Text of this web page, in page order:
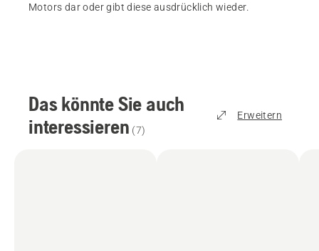
Motors dar oder gibt diese ausdrücklich wieder.
Das könnte Sie auch
interessieren (7)
Erweitern